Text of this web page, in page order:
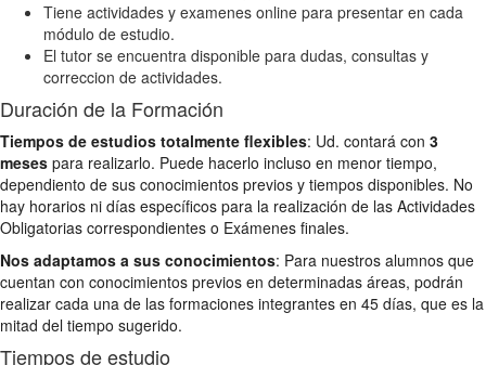
Tiene actividades y examenes online para presentar en cada
módulo de estudio.
El tutor se encuentra disponible para dudas, consultas y
correccion de actividades.
Duración de la Formación
Tiempos de estudios totalmente flexibles: Ud. contará con 3
meses para realizarlo. Puede hacerlo incluso en menor tiempo,
dependiento de sus conocimientos previos y tiempos disponibles. No
hay horarios ni días específicos para la realización de las Actividades
Obligatorias correspondientes o Exámenes finales.
Nos adaptamos a sus conocimientos: Para nuestros alumnos que
cuentan con conocimientos previos en determinadas áreas, podrán
realizar cada una de las formaciones integrantes en 45 días, que es la
mitad del tiempo sugerido.
Tiempos de estudio